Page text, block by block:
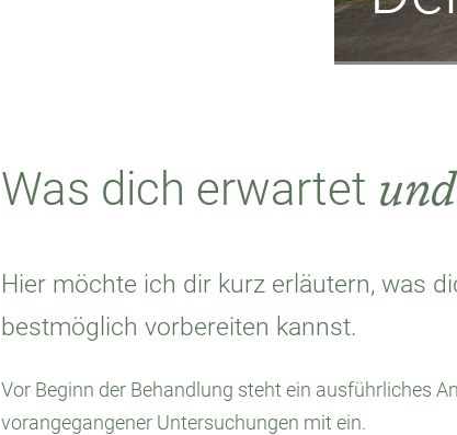
Was dich erwartet
Hier möchte ich dir kurz erläutern, was
bestmöglich vorbereiten kannst.
Vor Beginn der Behandlung steht ein ausführliches
vorangegangener Untersuchungen mit ein.